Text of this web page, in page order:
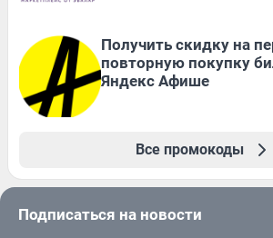
Получить скидку на
повторную покупку
Яндекс Афише
Все промокоды
Подписаться на новости